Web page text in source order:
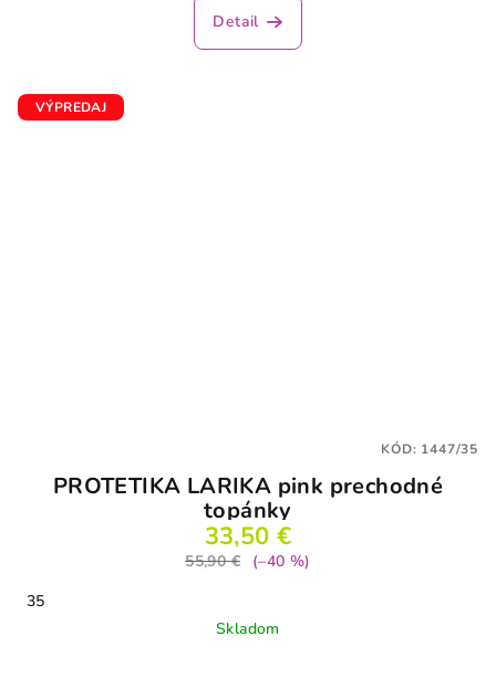
Detail
VÝPREDAJ
PROTETIKA LARIKA pink prechodné
topánky
33,50 €
55,90 €
(–40 %)
35
Skladom
KÓD: 1447/35